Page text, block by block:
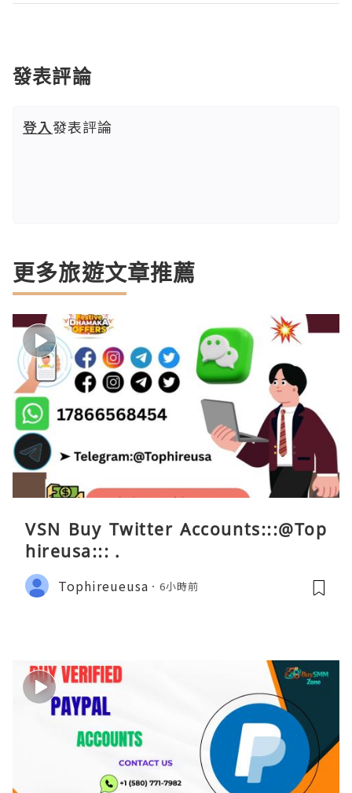
發表評論
登入發表評論
更多旅遊文章推薦
VSN Buy Twitter Accounts:::@Top
hireusa::: .
Tophireueusa 6小時前